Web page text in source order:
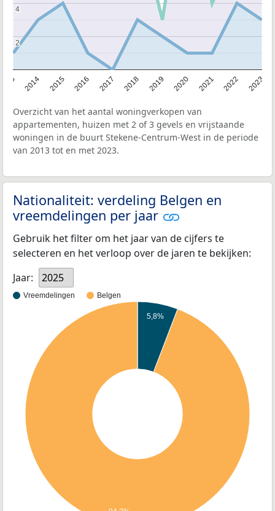
2014 2015 2016 2017 2018 2019 2020 2021 2022 2023
2
2
4
4
Overzicht van het aantal woningverkopen van
appartementen, huizen met 2 of 3 gevels en vrijstaande
woningen in de buurt Stekene-Centrum-West in de periode
van 2013 tot en met 2023.
Nationaliteit: verdeling Belgen en
vreemdelingen per jaar
Gebruik het filter om het jaar van de cijfers te
selecteren en het verloop over de jaren te bekijken:
Jaar:
2025
Vreemdelingen Belgen
5,8%